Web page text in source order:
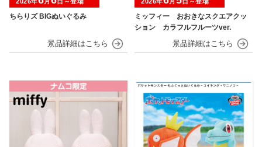
ちらりズ BIGぬいぐるみ
ミッフィー おおきなスクエアクッ
ション カラフルフルーツver.